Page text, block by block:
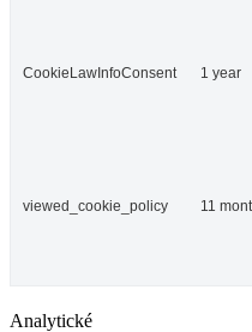
CookieLawInfoConsent 1 year
viewed_cookie_policy 11
Analytické